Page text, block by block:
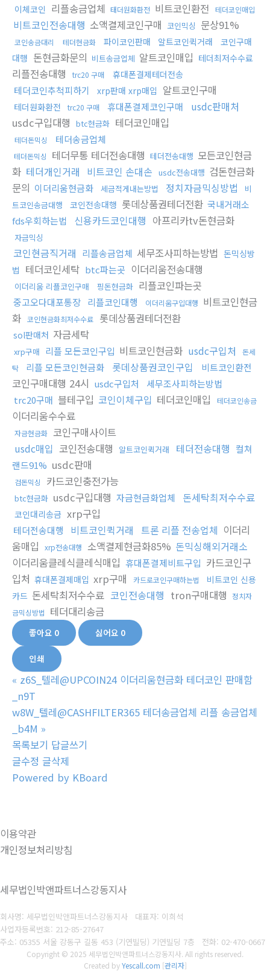
이체코인 리플송금업체 태더원화환전 비트코인환전 테더코인매입
비트코인전송대행 소액결제코인구매 코인믹싱 문상91%
코인송금대리 테더현금화 파이코인판매 알트코인퀵거래
코인구매
대행 돈현금화문의 비트송금업체 알트코인매입 테더최저수수료
리플전송대행 trc20 구매 휴대폰결제테더전송
테더코인추척피하기 xrp판매 xrp매입 알트코인구매
테더원화환전 trc20 구매 휴대폰결제코인구매
usdc판매처
usdc구입대행 btc현금화 테더코인매입
테더돈믹싱 테더송금업체
테더돈믹싱 테더무통 테더전송대행 테더전송대행 모든코인현금
화 테더개인거래 비트코인 손대손 usdc전송대행 검돈현금화
문의 이더리움현금화 세금적게내는방법 정치자금믹싱방법
비
트코인송금대행
코인전송대행 롯데상품권테더전환 국내거래소
fds우회하는법
신용카드코인대행 아프리카tv돈현금화
자금믹싱
코인현금직거래 리플송금업체 세무조사피하는방법 돈믹싱방
법 테더코인세탁 btc파는곳 이더리움전송대행
이더리움 리플코인구매 핑돈현금화 리플코인파는곳
중고오다대포통장 리플코인대행 이더리움구입대행 비트코인현금
화 코인현금화최저수수료 롯데상품권테더전환
sol판매처 자금세탁
xrp구매 리플 모든코인구입 비트코인현금화 usdc구입처
돈세
탁
리플 모든코인현금화 롯데상품권코인구입 비트코인환전
코인구매대행 24시 usdc구입처
세무조사피하는방법
trc20구매 블테구입 코인이체구입 테더코인매입 테더코인송금
이더리움수수료
자금현금화 코인구매사이트
usdc매입 코인전송대행 알트코인퀵거래 테더전송대행 컬쳐
랜드91% usdc판매
검돈믹싱 카드코인충전가능
btc현금화 usdc구입대행 자금현금화업체 돈세탁최저수수료
코인대리송금 xrp구입
테더전송대행 비트코인퀵거래 트론 리플 전송업체 이더리
움매입
xrp전송대행 소액결제현금화85% 돈믹싱해외거래소
이더리움클레식클레식매입 휴대폰결제비트구입 카드코인구
입처 휴대폰결제매입 xrp구매 카드로코인구매하는법
비트코인 신용
카드 돈세탁최저수수료 코인전송대행 tron구매대행
정치자
금믹싱방법
테더대리송금
좋아요 0 싫어요 0
인쇄
« z6S_텔레@UPCOIN24 이더리움현금화 테더코인 판매함
_n9T
w8W_텔레@CASHFILTER365 테더송금업체 리플 송금업체
_b4M »
목록보기 답글쓰기
글수정 글삭제
Powered by KBoard
이용약관
개인정보처리방침
세무법인박앤파트너스강동지사
회사명: 세무법인박앤파트너스강동지사 대표자: 이희석
사업자등록번호: 212-85-27647
주소: 05355 서울 강동구 길동 453 (기연빌딩) 기연빌딩 7층 전화: 02-470-0667
Copyright © 2025 세무법인박앤파트너스강동지사. All rights reserved.
Created byYescall.com [관리자]